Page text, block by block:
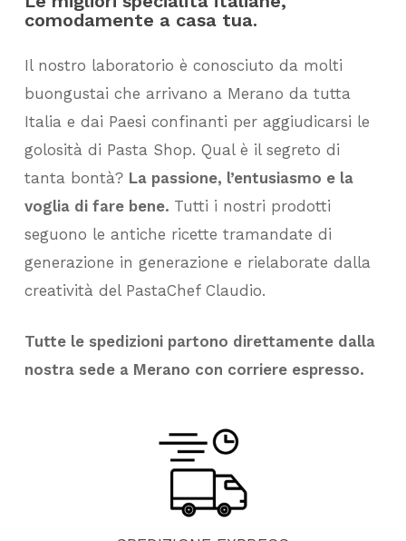
comodamente a casa tua.
Il nostro laboratorio è conosciuto da molti
buongustai che arrivano a Merano da tutta
Italia e dai Paesi confinanti per aggiudicarsi le
golosità di Pasta Shop. Qual è il segreto di
tanta bontà? La passione, l’entusiasmo e la
voglia di fare bene. Tutti i nostri prodotti
seguono le antiche ricette tramandate di
generazione in generazione e rielaborate dalla
creatività del PastaChef Claudio.
Tutte le spedizioni partono direttamente dalla
nostra sede a Merano con corriere espresso.